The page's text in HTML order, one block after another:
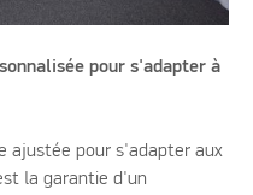
pour s'adapter à
ajustée pour s'adapter aux
la garantie d'un